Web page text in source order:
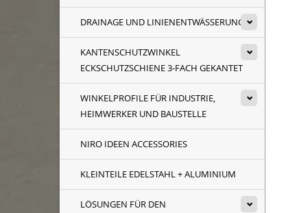
DRAINAGE UND LINIENENTWÄSSERUNG
KANTENSCHUTZWINKEL
ECKSCHUTZSCHIENE 3-FACH GEKANTET
WINKELPROFILE FÜR INDUSTRIE,
HEIMWERKER UND BAUSTELLE
NIRO IDEEN ACCESSORIES
KLEINTEILE EDELSTAHL + ALUMINIUM
LÖSUNGEN FÜR DEN